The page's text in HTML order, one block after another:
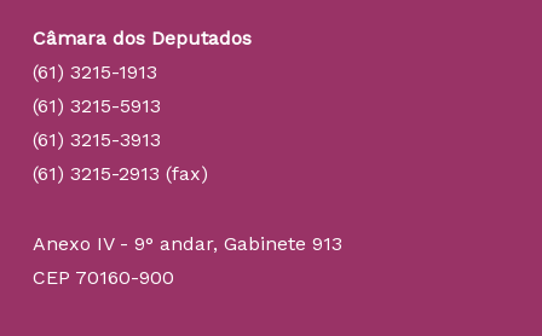
Câmara dos Deputados
(61) 3215-1913
(61) 3215-5913
(61) 3215-3913
(61) 3215-2913 (fax)
Anexo IV - 9° andar, Gabinete 913
CEP 70160-900